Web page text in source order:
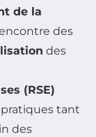
de la
des
des
(RSE)
tant
des